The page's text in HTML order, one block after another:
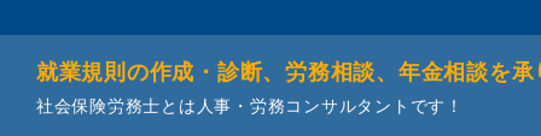
就業規則の作成・診断、労務相談、年金相談を承
社会保険労務士とは人事・労務コンサルタントです！